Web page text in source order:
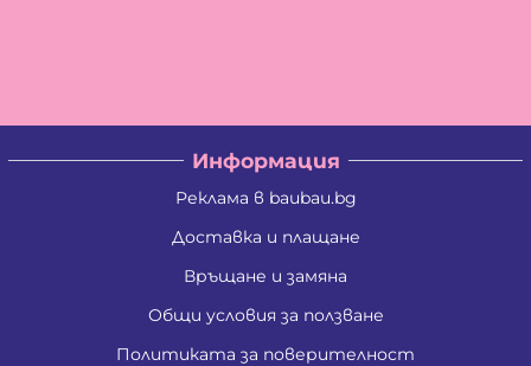
Информация
Реклама в baubau.bg
Доставка и плащане
Връщане и замяна
Общи условия за ползване
Политиката за поверителност